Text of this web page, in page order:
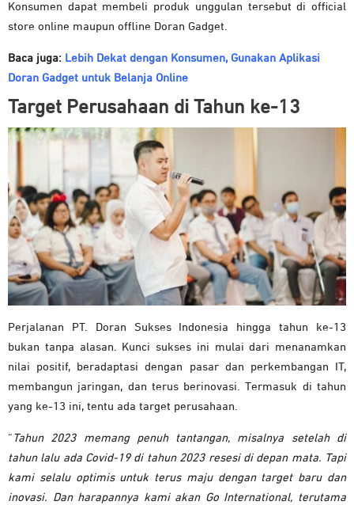
Konsumen dapat membeli produk unggulan tersebut di official
store online maupun offline Doran Gadget.
Baca juga: Lebih Dekat dengan Konsumen, Gunakan Aplikasi
Doran Gadget untuk Belanja Online
Target Perusahaan di Tahun ke-13
Perjalanan PT. Doran Sukses Indonesia hingga tahun ke-13
bukan tanpa alasan. Kunci sukses ini mulai dari menanamkan
nilai positif, beradaptasi dengan pasar dan perkembangan IT,
membangun jaringan, dan terus berinovasi. Termasuk di tahun
yang ke-13 ini, tentu ada target perusahaan.
“ Tahun 2023 memang penuh tantangan, misalnya setelah di
tahun lalu ada Covid-19 di tahun 2023 resesi di depan mata. Tapi
kami selalu optimis untuk terus maju dengan target baru dan
inovasi. Dan harapannya kami akan Go International, terutama